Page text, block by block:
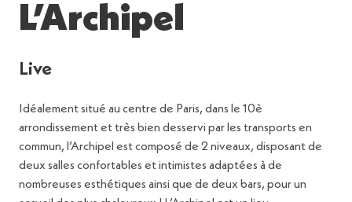
L’Archipel
Live
Idéalement situé au centre de Paris, dans le 10è
arrondissement et très bien desservi par les transports en
commun, l’Archipel est composé de 2 niveaux, disposant de
deux salles confortables et intimistes adaptées à de
nombreuses esthétiques ainsi que de deux bars, pour un